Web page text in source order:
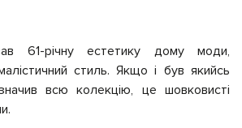
61-річну естетику дому моди,
стиль. Якщо і був якийсь
всю колекцію, це шовковисті